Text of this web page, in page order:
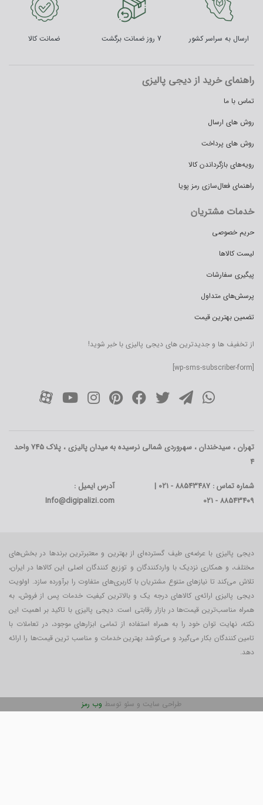
ارسال به سراسر کشور 7 روز ضمانت برگشت ضمانت کالا
راهنمای خرید از دیجی پالیزی
تماس با ما
روش های ارسال
روش های پرداخت
رویه‌های بازگرداندن کالا
راهنمای فعال‌سازی رمز پویا
خدمات مشتریان
حریم خصوصی
لیست کالاها
پیگیری سفارشات
پرسش‌های متداول
تضمین بهترین قیمت
از تخفیف ها و جدیدترین های دیجی پالیزی با خبر شوید!
[wp-sms-subscriber-form]
تهران ، سیدخندان ، سهروردی شمالی نرسیده به میدان پالیزی ، پلاک 745 واحد
4
شماره تماس : 88543487 - 021 |
88543409 - 021
آدرس ایمیل :
Info@digipalizi.com
دیجی پالیزی با عرضه‌ی طیف گسترده‌ای از بهترین و معتبرترین برندها در بخش‌های
مختلف، و همکاری نزدیک با واردکنندگان و توزیع کنندگان اصلی این کالاها در ایران،
تلاش می‌کند تا نیازهای متنوع مشتریان با کاربری‌‌های متفاوت را برآورده سازد. اولویت
دیجی پالیزی ارائه‌ی کالاهای درجه یک و بالاترین کیفیت خدمات پس از فروش، به
همراه مناسب‌ترین قیمت‌ها در بازار رقابتی است. دیجی پالیزی با تاکید بر اهمیت این
نکته، نهایت توان خود را به همراه استفاده از تمامی ابزارهای موجود، در تعاملات با
تامین کنندگان بکار می‎‌گیرد و می‌کوشد بهترین خدمات و مناسب ترین قیمت‌ها را ارائه
دهد.
طراحی سایت و سئو توسط وب رمز